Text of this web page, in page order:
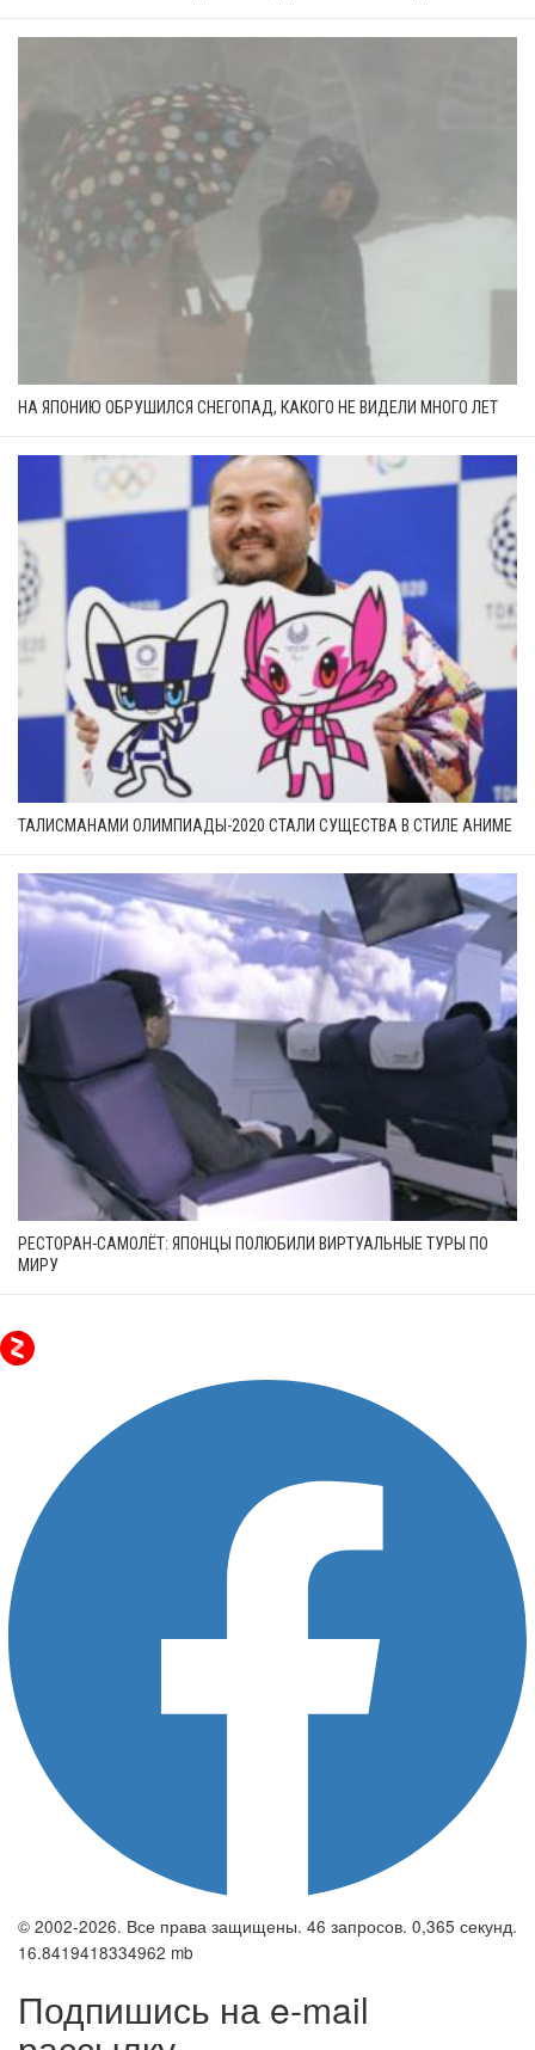
НА ЯПОНИЮ ОБРУШИЛСЯ СНЕГОПАД, КАКОГО НЕ ВИДЕЛИ МНОГО ЛЕТ
ТАЛИСМАНАМИ ОЛИМПИАДЫ-2020 СТАЛИ СУЩЕСТВА В СТИЛЕ АНИМЕ
РЕСТОРАН-САМОЛЁТ: ЯПОНЦЫ ПОЛЮБИЛИ ВИРТУАЛЬНЫЕ ТУРЫ ПО
МИРУ
© 2002-2026. Все права защищены. 46 запросов. 0,365 секунд.
16.8419418334962 mb
Подпишись на e-mail